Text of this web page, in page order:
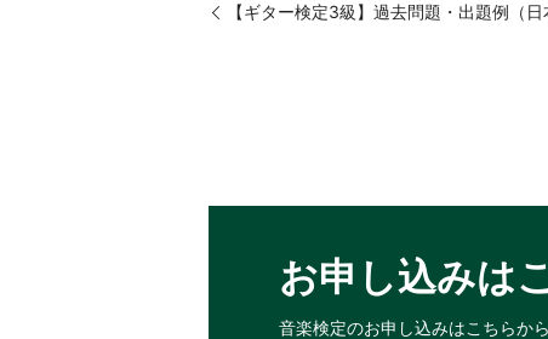
【ギター検定3級】過去問題・出題例（日
お申し込みは
音楽検定のお申し込みはこちらか